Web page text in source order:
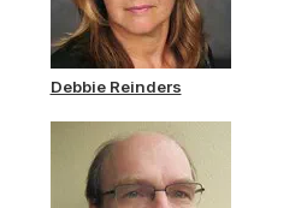
Debbie Reinders